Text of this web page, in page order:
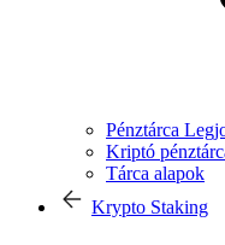
Pénztárca
Kriptó
Tárca alapok
Krypto Staking